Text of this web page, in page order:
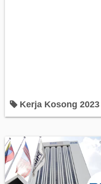
Kerja Kosong 2023